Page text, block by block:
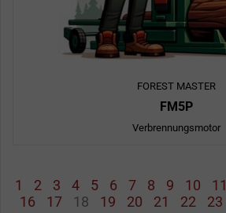
FOREST MASTER
FM5P
Verbrennungsmotor
1 2 3 4 5 6 7 8 9 10 11
16
17 18 19 20 21 22 23